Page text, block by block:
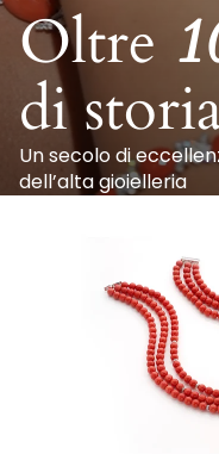
Oltre
di
Un secolo di
dell’alta gioielleria